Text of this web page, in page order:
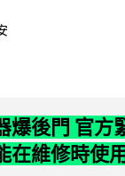
爆後門 官方
在維修時使用